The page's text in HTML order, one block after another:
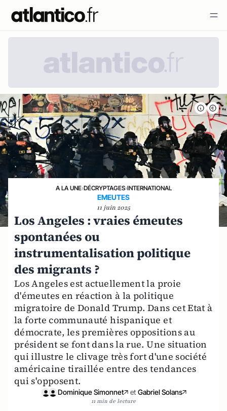
A LA UNE›DÉCRYPTAGES›INTERNATIONAL
EMEUTES
11 juin 2025
Los Angeles : vraies émeutes
spontanées ou
instrumentalisation politique
des migrants ?
Los Angeles est actuellement la proie
d'émeutes en réaction à la politique
migratoire de Donald Trump. Dans cet Etat à
la forte communauté hispanique et
démocrate, les premières oppositions au
président se font dans la rue. Une situation
qui illustre le clivage très fort d'une société
américaine tiraillée entre des tendances
qui s'opposent.
Dominique Simonnet et Gabriel Solans
11 min de lecture